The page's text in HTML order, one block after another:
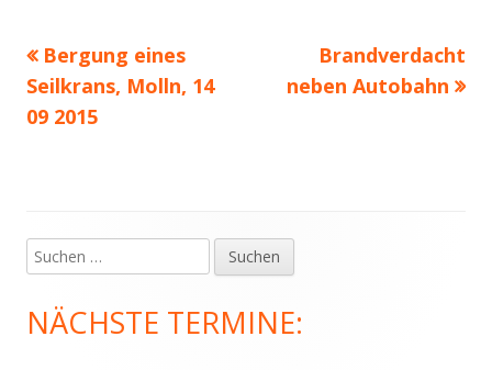
Beitragsnavigation
Vorheriger
Beitrag:
Bergung eines
Seilkrans, Molln, 14
09 2015
Nächster
Beitrag
Brandverdacht
neben Autobahn
Haupt-
Seitenleiste
Suchen
nach:
NÄCHSTE TERMINE: